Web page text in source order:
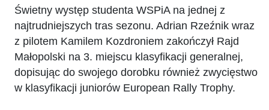
Świetny występ studenta WSPiA na jednej z
najtrudniejszych tras sezonu. Adrian Rzeźnik wraz
z pilotem Kamilem Kozdroniem zakończył Rajd
Małopolski na 3. miejscu klasyfikacji generalnej,
dopisując do swojego dorobku również zwycięstwo
w klasyfikacji juniorów European Rally Trophy.